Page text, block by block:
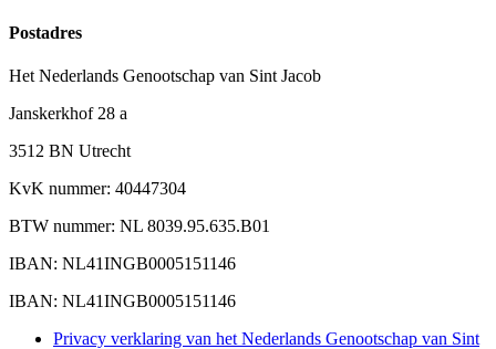
Postadres
Het Nederlands Genootschap van Sint Jacob
Janskerkhof 28 a
3512 BN Utrecht
KvK nummer: 40447304
BTW nummer: NL 8039.95.635.B01
IBAN: NL41INGB0005151146
IBAN: NL41INGB0005151146
Privacy verklaring van het Nederlands Genootschap van Sint